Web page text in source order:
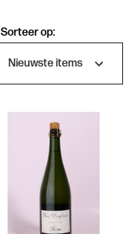
Sorteer op: